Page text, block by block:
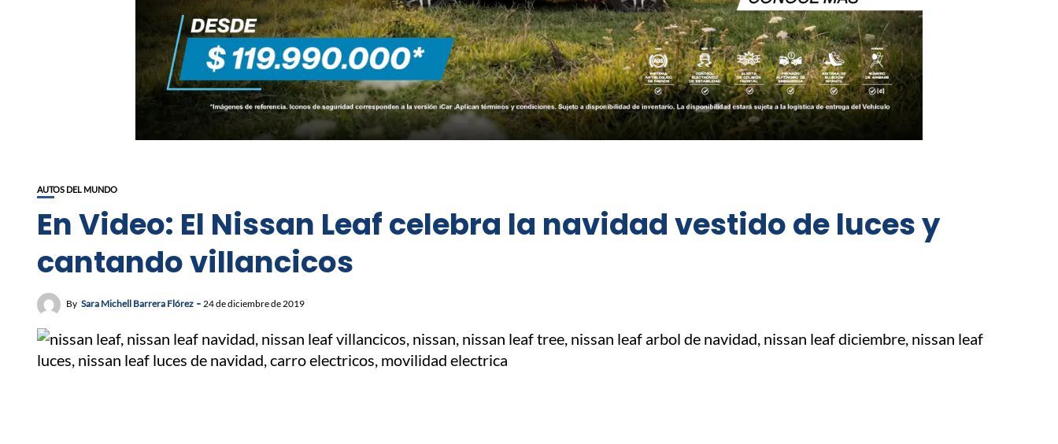
AUTOS DEL MUNDO
En Video: El Nissan Leaf celebra la navidad vestido de luces y
cantando villancicos
By Sara Michell Barrera Flórez 24 de diciembre de 2019